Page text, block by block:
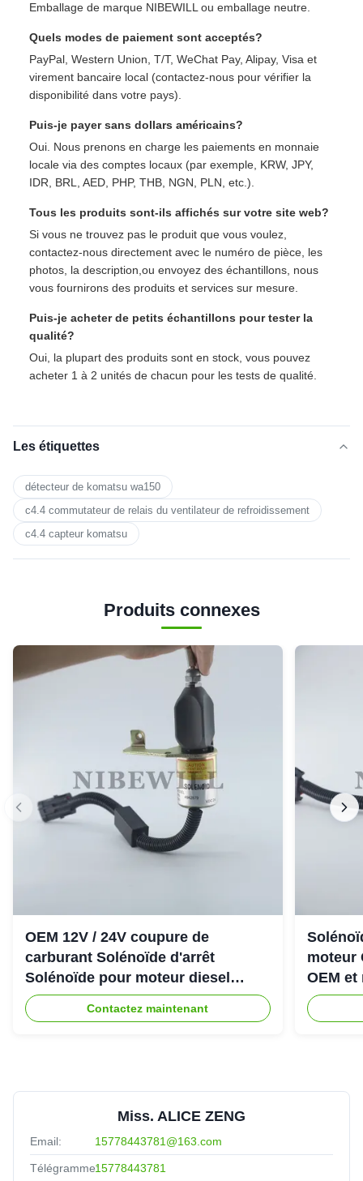
Emballage de marque NIBEWILL ou emballage neutre.
Quels modes de paiement sont acceptés?
PayPal, Western Union, T/T, WeChat Pay, Alipay, Visa et
virement bancaire local (contactez-nous pour vérifier la
disponibilité dans votre pays).
Puis-je payer sans dollars américains?
Oui. Nous prenons en charge les paiements en monnaie
locale via des comptes locaux (par exemple, KRW, JPY,
IDR, BRL, AED, PHP, THB, NGN, PLN, etc.).
Tous les produits sont-ils affichés sur votre site web?
Si vous ne trouvez pas le produit que vous voulez,
contactez-nous directement avec le numéro de pièce, les
photos, la description,ou envoyez des échantillons, nous
vous fournirons des produits et services sur mesure.
Puis-je acheter de petits échantillons pour tester la
qualité?
Oui, la plupart des produits sont en stock, vous pouvez
acheter 1 à 2 unités de chacun pour les tests de qualité.
Les étiquettes
détecteur de komatsu wa150
c4.4 commutateur de relais du ventilateur de refroidissement
c4.4 capteur komatsu
Produits connexes
OEM 12V / 24V coupure de
carburant Solénoïde d'arrêt
Solénoïde pour moteur diesel
Cummins 6CT
Contactez maintenant
moteur
OEM
Miss. ALICE ZENG
Email: 15778443781@163.com
Télégramme:15778443781